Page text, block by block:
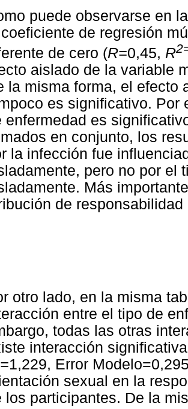
puede observarse en
de regresión
de cero (R=0,45, R
aislado de la variable
la misma forma, el efecto
es significativo. Por
enfermedad es
en conjunto, los
la infección fue
pero no por el
Más
de
otro lado, en la misma
entre el tipo de
todas las otras
interacción
1,229, Error
sexual en la
los participantes. De la